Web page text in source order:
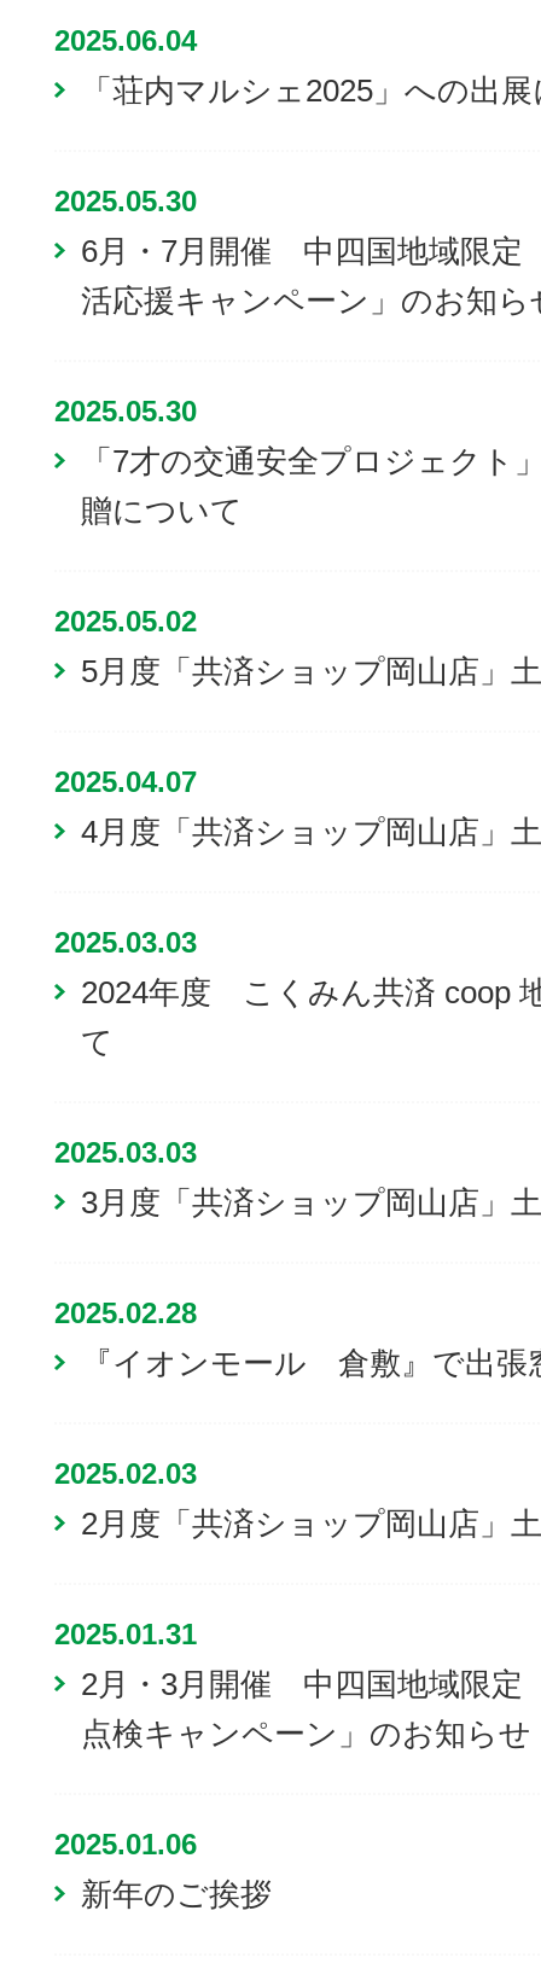
2025.06.04
「荘内マルシェ2025」への出
2025.05.30
6月・7月開催 中四国地域限定
活応援キャンペーン」のお知ら
2025.05.30
「7才の交通安全プロジェク
贈について
2025.05.02
5月度「共済ショップ岡山店」
2025.04.07
4月度「共済ショップ岡山店」
2025.03.03
2024年度 こくみん共済 coop
て
2025.03.03
3月度「共済ショップ岡山店」
2025.02.28
『イオンモール 倉敷』で出
2025.02.03
2月度「共済ショップ岡山店」
2025.01.31
2月・3月開催 中四国地域限定
点検キャンペーン」のお知らせ
2025.01.06
新年のご挨拶